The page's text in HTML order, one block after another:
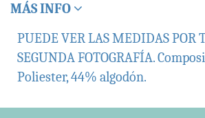
MÁS INFO
PUEDE VER LAS MEDIDAS POR
SEGUNDA FOTOGRAFÍA.
Poliester, 44% algodón.